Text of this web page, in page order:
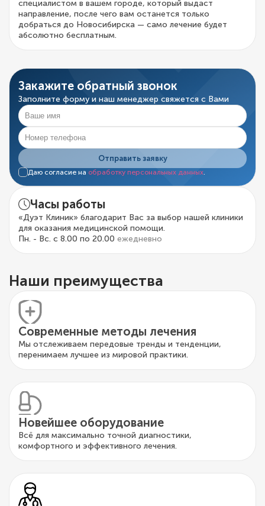
специалистом в вашем городе, который выдаст
направление, после чего вам останется только
добраться до Новосибирска — само лечение будет
абсолютно бесплатным.
Закажите обратный звонок
Заполните форму и наш менеджер свяжется с Вами
Отправить заявку
Даю согласие на обработку персональных данных.
Часы работы
«Дуэт Клиник» благодарит Вас за выбор нашей клиники
для оказания медицинской помощи.
Пн. - Вс. с 8.00 по 20.00 ежедневно
Наши преимущества
Современные методы лечения
Мы отслеживаем передовые тренды и тенденции,
перенимаем лучшее из мировой практики.
Новейшее оборудование
Всё для максимально точной диагностики,
комфортного и эффективного лечения.